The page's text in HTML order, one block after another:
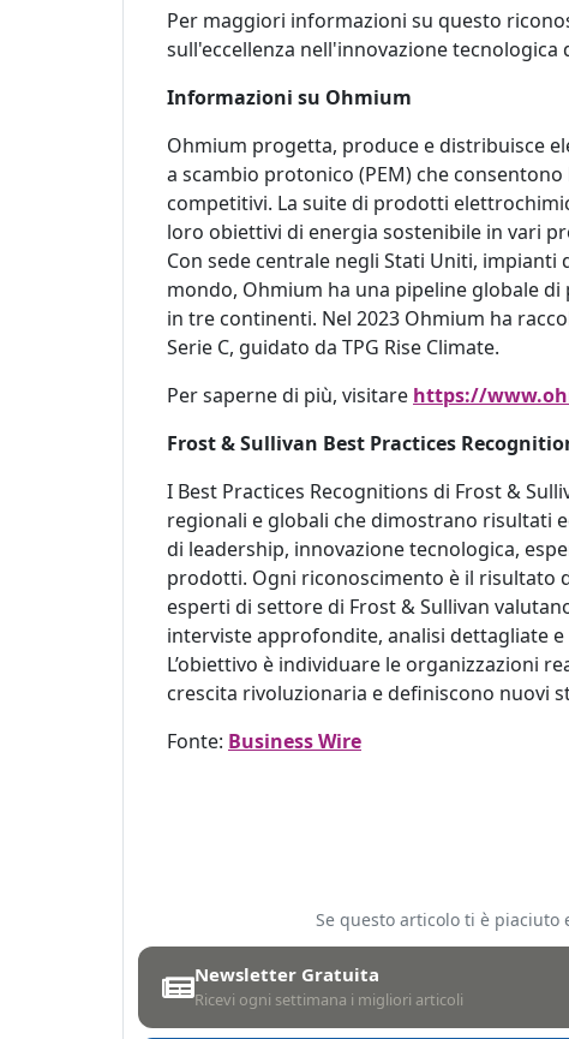
Per maggiori informazioni su questo
sull'eccellenza nell'innovazione tecnologica
Informazioni su Ohmium
Ohmium progetta, produce e distribuisce
a scambio protonico (PEM) che
competitivi. La suite di prodotti
loro obiettivi di energia sostenibile in vari
Con sede centrale negli Stati Uniti,
mondo, Ohmium ha una pipeline globale
in tre continenti. Nel 2023 Ohmium ha
Serie C, guidato da TPG Rise Climate.
Per saperne di più, visitare https://
Frost & Sullivan Best Practices
I Best Practices Recognitions di Frost &
regionali e globali che dimostrano risultati
di leadership, innovazione tecnologica,
prodotti. Ogni riconoscimento è il risultato
esperti di settore di Frost & Sullivan
interviste approfondite, analisi dettagliate
L’obiettivo è individuare le organizzazioni
crescita rivoluzionaria e definiscono nuovi
Fonte: Business Wire
Se questo articolo ti è
Newsletter Gratuita
Ricevi ogni settimana i migliori articoli